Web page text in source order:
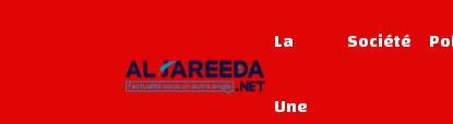
La
Une
Société